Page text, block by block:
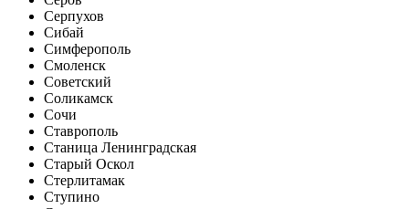
Серпухов
Сибай
Симферополь
Смоленск
Советский
Соликамск
Сочи
Ставрополь
Станица Ленинградская
Старый Оскол
Стерлитамак
Ступино